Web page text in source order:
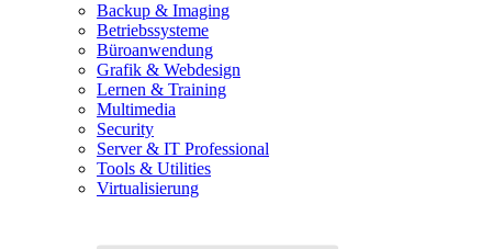
Backup & Imaging
Betriebssysteme
Büroanwendung
Grafik & Webdesign
Lernen & Training
Multimedia
Security
Server & IT Professional
Tools & Utilities
Virtualisierung